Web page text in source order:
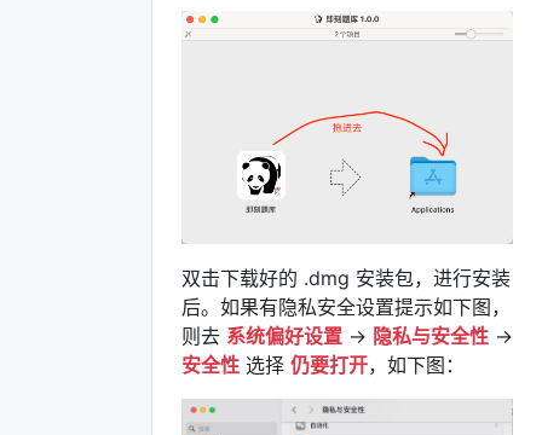
双击下载好的 .dmg 安装包，进行安装
后。如果有隐私安全设置提示如下图，
则去 系统偏好设置 -> 隐私与安全性 ->
安全性 选择 仍要打开，如下图：